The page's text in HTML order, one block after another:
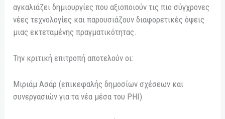
αγκαλιάζει δημιουργίες που αξιοποιούν τις πιο σύγχρονες
νέες τεχνολογίες και παρουσιάζουν διαφορετικές όψεις
μιας εκτεταμένης πραγματικότητας.
Την κριτική επιτροπή αποτελούν οι:
Μιριάμ Ασάρ (επικεφαλής δημοσίων σχέσεων και
συνεργασιών για τα νέα μέσα του PHI)